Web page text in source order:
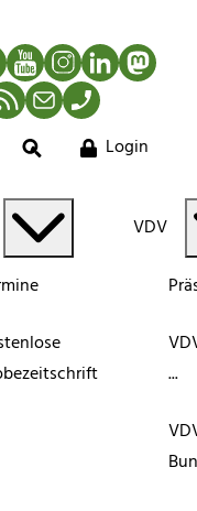
YouTubeInstagram
LinkedIn
RSS-Newsfeed
MailTelefon
Login
VDV
...